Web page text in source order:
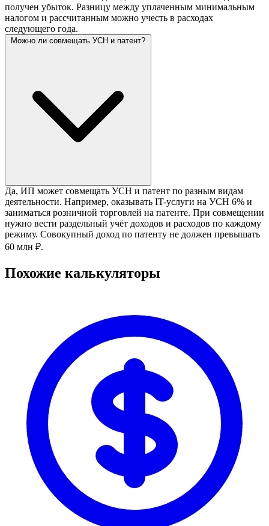
получен убыток. Разницу между уплаченным минимальным
налогом и рассчитанным можно учесть в расходах
следующего года.
Можно ли совмещать УСН и патент?
Да, ИП может совмещать УСН и патент по разным видам
деятельности. Например, оказывать IT-услуги на УСН 6% и
заниматься розничной торговлей на патенте. При совмещении
нужно вести раздельный учёт доходов и расходов по каждому
режиму. Совокупный доход по патенту не должен превышать
60 млн ₽.
Похожие калькуляторы